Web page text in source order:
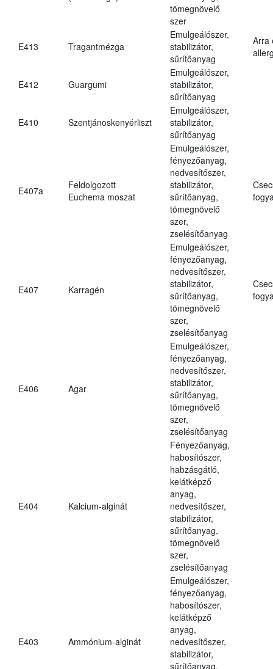
tömegnövelő
szer
E413 Tragantmézga
Emulgeálószer,
stabilizátor,
sűrítőanyag
Arra
E412 Guargumi
Emulgeálószer,
stabilizátor,
sűrítőanyag
E410 Szentjánoskenyérliszt
Emulgeálószer,
stabilizátor,
sűrítőanyag
E407a
Feldolgozott
Euchema moszat
Emulgeálószer,
fényezőanyag,
nedvesítőszer,
stabilizátor,
sűrítőanyag,
tömegnövelő
szer,
zselésítőanyag
E407 Karragén
Emulgeálószer,
fényezőanyag,
nedvesítőszer,
stabilizátor,
sűrítőanyag,
tömegnövelő
szer,
zselésítőanyag
E406 Agar
Emulgeálószer,
fényezőanyag,
nedvesítőszer,
stabilizátor,
sűrítőanyag,
tömegnövelő
szer,
zselésítőanyag
E404 Kalcium-alginát
Fényezőanyag,
habosítószer,
habzásgátló,
kelátképző
anyag,
nedvesítőszer,
stabilizátor,
sűrítőanyag,
tömegnövelő
szer,
zselésítőanyag
E403 Ammónium-alginát
Emulgeálószer,
fényezőanyag,
habosítószer,
kelátképző
anyag,
nedvesítőszer,
stabilizátor,
sűrítőanyag,